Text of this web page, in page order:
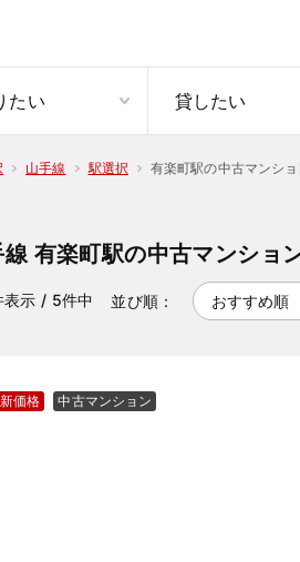
たい 貸したい
山手線 駅選択 有楽町駅の中古マンショ
有楽町駅の中古マンショ
表示 / 5件中 並び順：
新価格 中古マンション